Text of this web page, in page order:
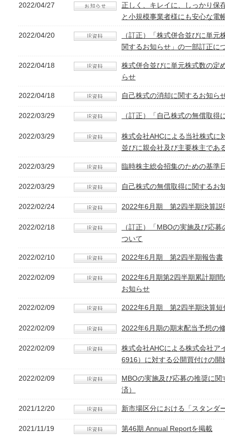
2022/04/27
正しく、キレイに、しっかり保
と小規模事業者様にも安心な電
2022/04/20
（訂正）「株式併合並びに単
関するお知らせ」の一部訂正に
2022/04/18
株式併合並びに単元株式数の定
らせ
2022/04/18 自己株式の消却に関するお知ら
2022/03/29 （訂正）「自己株式の無償取
2022/03/29
株式会社AHCによる当社株式に
並びに親会社及び主要株主であ
2022/03/29 臨時株主総会招集のための基準
2022/03/29 自己株式の無償取得に関するお
2022/02/24 2022年6月期 第2四半期決算説
2022/02/18
（訂正）「MBOの実施及び応
ついて
2022/02/10 2022年6月期 第2四半期報告書
2022/02/09
2022年6月期第2四半期累計期
お知らせ
2022/02/09 2022年6月期 第2四半期決算短
2022/02/09 2022年6月期の期末配当予想の
2022/02/09
株式会社AHCによる株式会社ア
6916）に対する公開買付けの開
2022/02/09
MBOの実施及び応募の推奨に
済）
2021/12/20 新市場区分における「スタンダ
2021/11/19 第46期 Annual Reportを掲載